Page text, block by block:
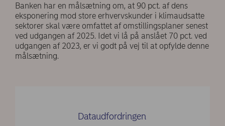
Banken har en målsætning om, at 90 pct. af dens
eksponering mod store erhvervskunder i klimaudsatte
sektorer skal være omfattet af omstillingsplaner senest
ved udgangen af 2025. Idet vi lå på anslået 70 pct. ved
udgangen af 2023, er vi godt på vej til at opfylde denne
målsætning.
Dataudfordringen